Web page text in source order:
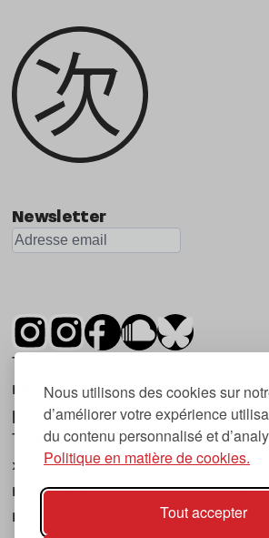
Nous utilisons des cookies sur
d’améliorer votre expérience
du contenu personnalisé et
Politique en matière de cookies.
Tout accepter
Newsletter
Tsugi est un mensuel
musique et les nouvelles
première parution date de 2007.
Tsugi en japonais signifie «
», ce qui correspond à la
magazine, à l’affût des
musicales, qu’elles viennent de